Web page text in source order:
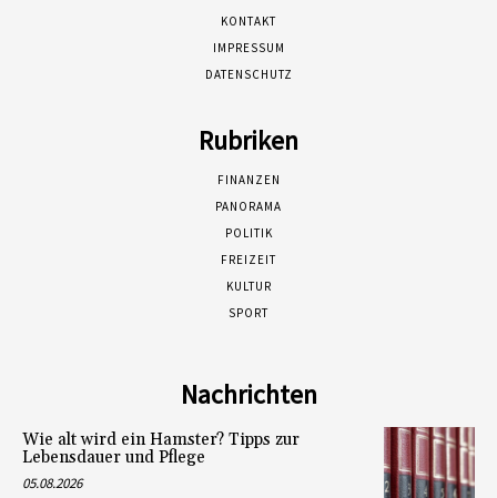
KONTAKT
IMPRESSUM
DATENSCHUTZ
Rubriken
FINANZEN
PANORAMA
POLITIK
FREIZEIT
KULTUR
SPORT
Nachrichten
Wie alt wird ein Hamster? Tipps zur
Lebensdauer und Pflege
05.08.2026